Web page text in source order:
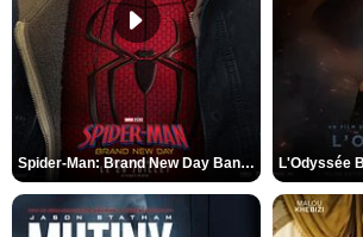
Spider-Man: Brand New Day Bande-annonce VO STFR